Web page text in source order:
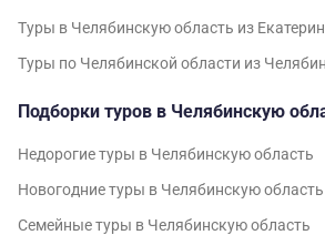
Туры в Челябинскую область из
Туры по Челябинской области из
Подборки туров в Челябинскую
Недорогие туры в Челябинскую область
Новогодние туры в Челябинскую область
Семейные туры в Челябинскую область